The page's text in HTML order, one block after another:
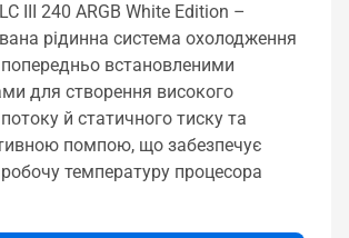
III 240 ARGB White Edition –
рідинна система охолодження
встановленими
для створення високого
й статичного тиску та
помпою, що забезпечує
температуру процесора